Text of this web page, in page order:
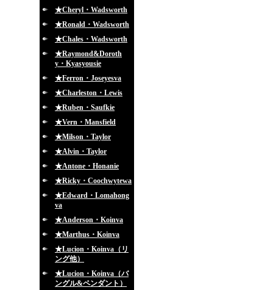
★Cheryl・Wadsworth
★Ronald・Wadsworth
★Chales・Wadsworth
★Raymond&Doroth
y・Kyasyousie
★Ferron・Joseyesva
★Charleston・Lewis
★Ruben・Saufkie
★Vern・Mansfield
★Milson・Taylor
★Alvin・Taylor
★Antone・Honanie
★Ricky・Coochwytewa
★Edward・Lomahong
va
★Anderson・Koinva
★Marthus・Koinva
★Lucion・Koinva（リ
ング他）
★Lucion・Koinva（バ
ングル&ペンダント）